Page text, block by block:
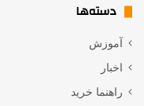
دسته‌ها
آموزش
اخبار
راهنما خرید